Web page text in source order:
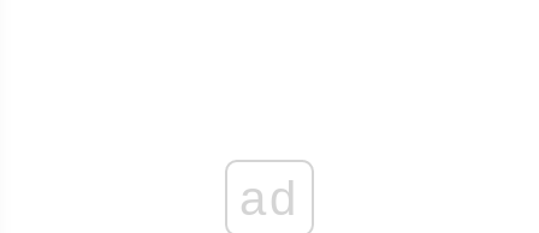
ad